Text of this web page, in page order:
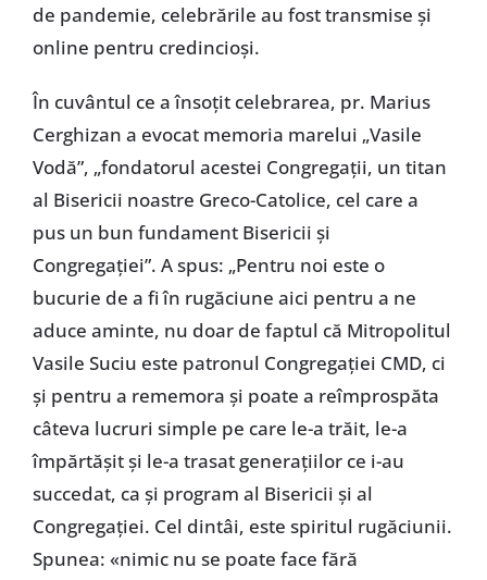
de pandemie, celebrările au fost transmise și
online pentru credincioși.
În cuvântul ce a însoțit celebrarea, pr. Marius
Cerghizan a evocat memoria marelui „Vasile
Vodă”, „fondatorul acestei Congregații, un titan
al Bisericii noastre Greco-Catolice, cel care a
pus un bun fundament Bisericii și
Congregației”. A spus: „Pentru noi este o
bucurie de a fi în rugăciune aici pentru a ne
aduce aminte, nu doar de faptul că Mitropolitul
Vasile Suciu este patronul Congregației CMD, ci
și pentru a rememora și poate a reîmprospăta
câteva lucruri simple pe care le-a trăit, le-a
împărtășit și le-a trasat generațiilor ce i-au
succedat, ca și program al Bisericii și al
Congregației. Cel dintâi, este spiritul rugăciunii.
Spunea: «nimic nu se poate face fără